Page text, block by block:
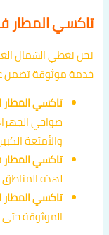
تاكسي المطار
نحن نغطي الشمال
خدمة موثوقة تضمن
تاكسي المطار
ضواحي
والأمتعة
تاكسي المطار
لهذه المناطق
تاكسي المطار
الموثوقة حتى